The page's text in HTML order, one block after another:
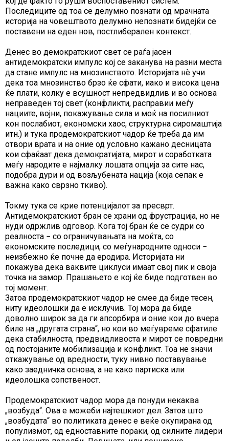
Последиците од тоа се делумно познати од мрачната
историја на човештвото делумно непознати бидејќи се
поставени на еден нов, постлиберален контекст.
Денес во демократскиот свет се раѓа јасен
антидемократски импулс кој се заканува на разни места
да стане импулс на мнозинството. Историјата нè учи
дека тоа мнозинство брзо ќе сфати, иако и висока цена
ќе плати, колку е всушност непредвидлив и во основа
неправеден тој свет (конфликти, расправии меѓу
нациите, војни, покажување сила и моќ на посилниот
кон послабиот, економски хаос, структурна сиромаштија
итн.) и тука продемократскиот чадор ќе треба да им
отвори врата и на оние од условно кажано десницата
кои сфаќаат дека демократијата, мирот и соработката
меѓу народите е најмалку лошата опција за сите нас,
подобра дури и од возљубената нација (која сепак е
важна како сврзно ткиво).
Токму тука се крие потенцијалот за пресврт.
Антидемократскиот бран се храни од фрустрација, но не
нуди одржлив одговор. Кога тој бран ќе се судри со
реалноста − со ограничувањата на моќта, со
економските последици, со меѓународните односи −
неизбежно ќе почне да еродира. Историјата ни
покажува дека ваквите циклуси имаат свој пик и своја
точка на замор. Прашањето е кој ќе биде подготвен во
тој момент.
Затоа продемократскиот чадор не смее да биде тесен,
ниту идеолошки да е исклучив. Тој мора да биде
доволно широк за да ги апсорбира и оние кои до вчера
биле на „другата страна“, но кои во меѓувреме сфатиле
дека стабилноста, предвидливоста и мирот се повредни
од постојаните мобилизација и конфликт. Тоа не значи
откажување од вредности, туку нивно поставување
како заедничка основа, а не како партиска или
идеолошка сопственост.
Продемократскиот чадор мора да понуди некаква
„возбуда“. Ова е можеби најтешкиот дел. Затоа што
„возбудата“ во политиката денес е веќе окупирана од
популизмот, од едноставните пораки, од силните лидери